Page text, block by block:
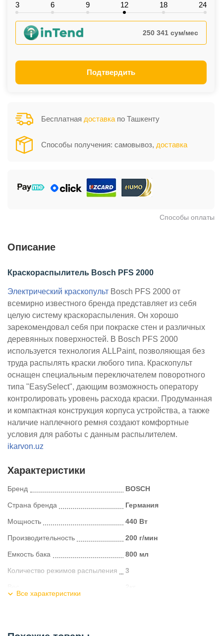
3 6 9 12 18 24
250 341 сум/мес
Подтвердить
Бесплатная доставка по Ташкенту
Способы получения: самовывоз, доставка
Способы оплаты
Описание
Краскораспылитель Bosch PFS 2000
Электрический краскопульт Bosch PFS 2000 от
всемирно известного бренда представляет из себя
целую систему краскораспыления. Он хорошо
зарекомендовал себя при покраске стен и различных
деревянных поверхностей. В Bosch PFS 2000
используется технология ALLPaint, позволяющая без
труда распылять краски любого типа. Краскопульт
оснащен специальным переключателем поворотного
типа "EasySelect", дающим возможность оператору
контролировать уровень расхода краски. Продуманная
и компактная конструкция корпуса устройства, а также
наличие наплечного ремня создают комфортные
условия для работы с данным распылителем.
ikarvon.uz
Характеристики
Бренд BOSCH
Страна бренда Германия
Мощность 440 Вт
Производительность 200 г/мин
Емкость бака 800 мл
Количество режимов распыления 3
Все характеристики